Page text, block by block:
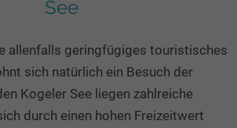
See
allenfalls geringfügiges touristisches
sich natürlich ein Besuch der
Kogeler See liegen zahlreiche
durch einen hohen Freizeitwert